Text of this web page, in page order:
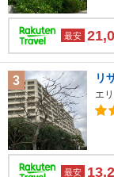
最安
3 リ
エ
最安